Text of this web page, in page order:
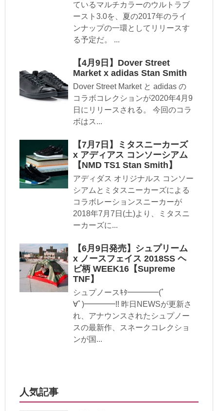
ているマルチカラーのウルトラブ
ースト3.0を、夏の2017年のライ
ンナップの一環としてリリースす
る予定だ。 ...
【4月9日】Dover Street
Market x adidas Stan Smith
Dover Street Market と adidas の
コラボコレクションが2020年4月9
日にリリースされる。 今回のコラ
ボはス...
【7月7日】ミタスニーカーズ
x アディアス コンソーシアム
【NMD TS1 Stan Smith】
アディダス オリジナルス コンソー
シアムとミタスニーカーズによる
コラボレーションスニーカーが
2018年7月7日(土)より、ミタスニ
ーカーズに...
【6月9日発売】シュプリーム
x ノースフェイス 2018SS ヘ
ビ柄 WEEK16【Supreme
TNF】
シュプノースｷﾀ━━━━(ﾟ
∀ﾟ)━━━━!! 昨日NEWSが更新さ
れ、アナウンスされたシュプノー
スの最新作、スネークコレクショ
ンが国...
人気記事